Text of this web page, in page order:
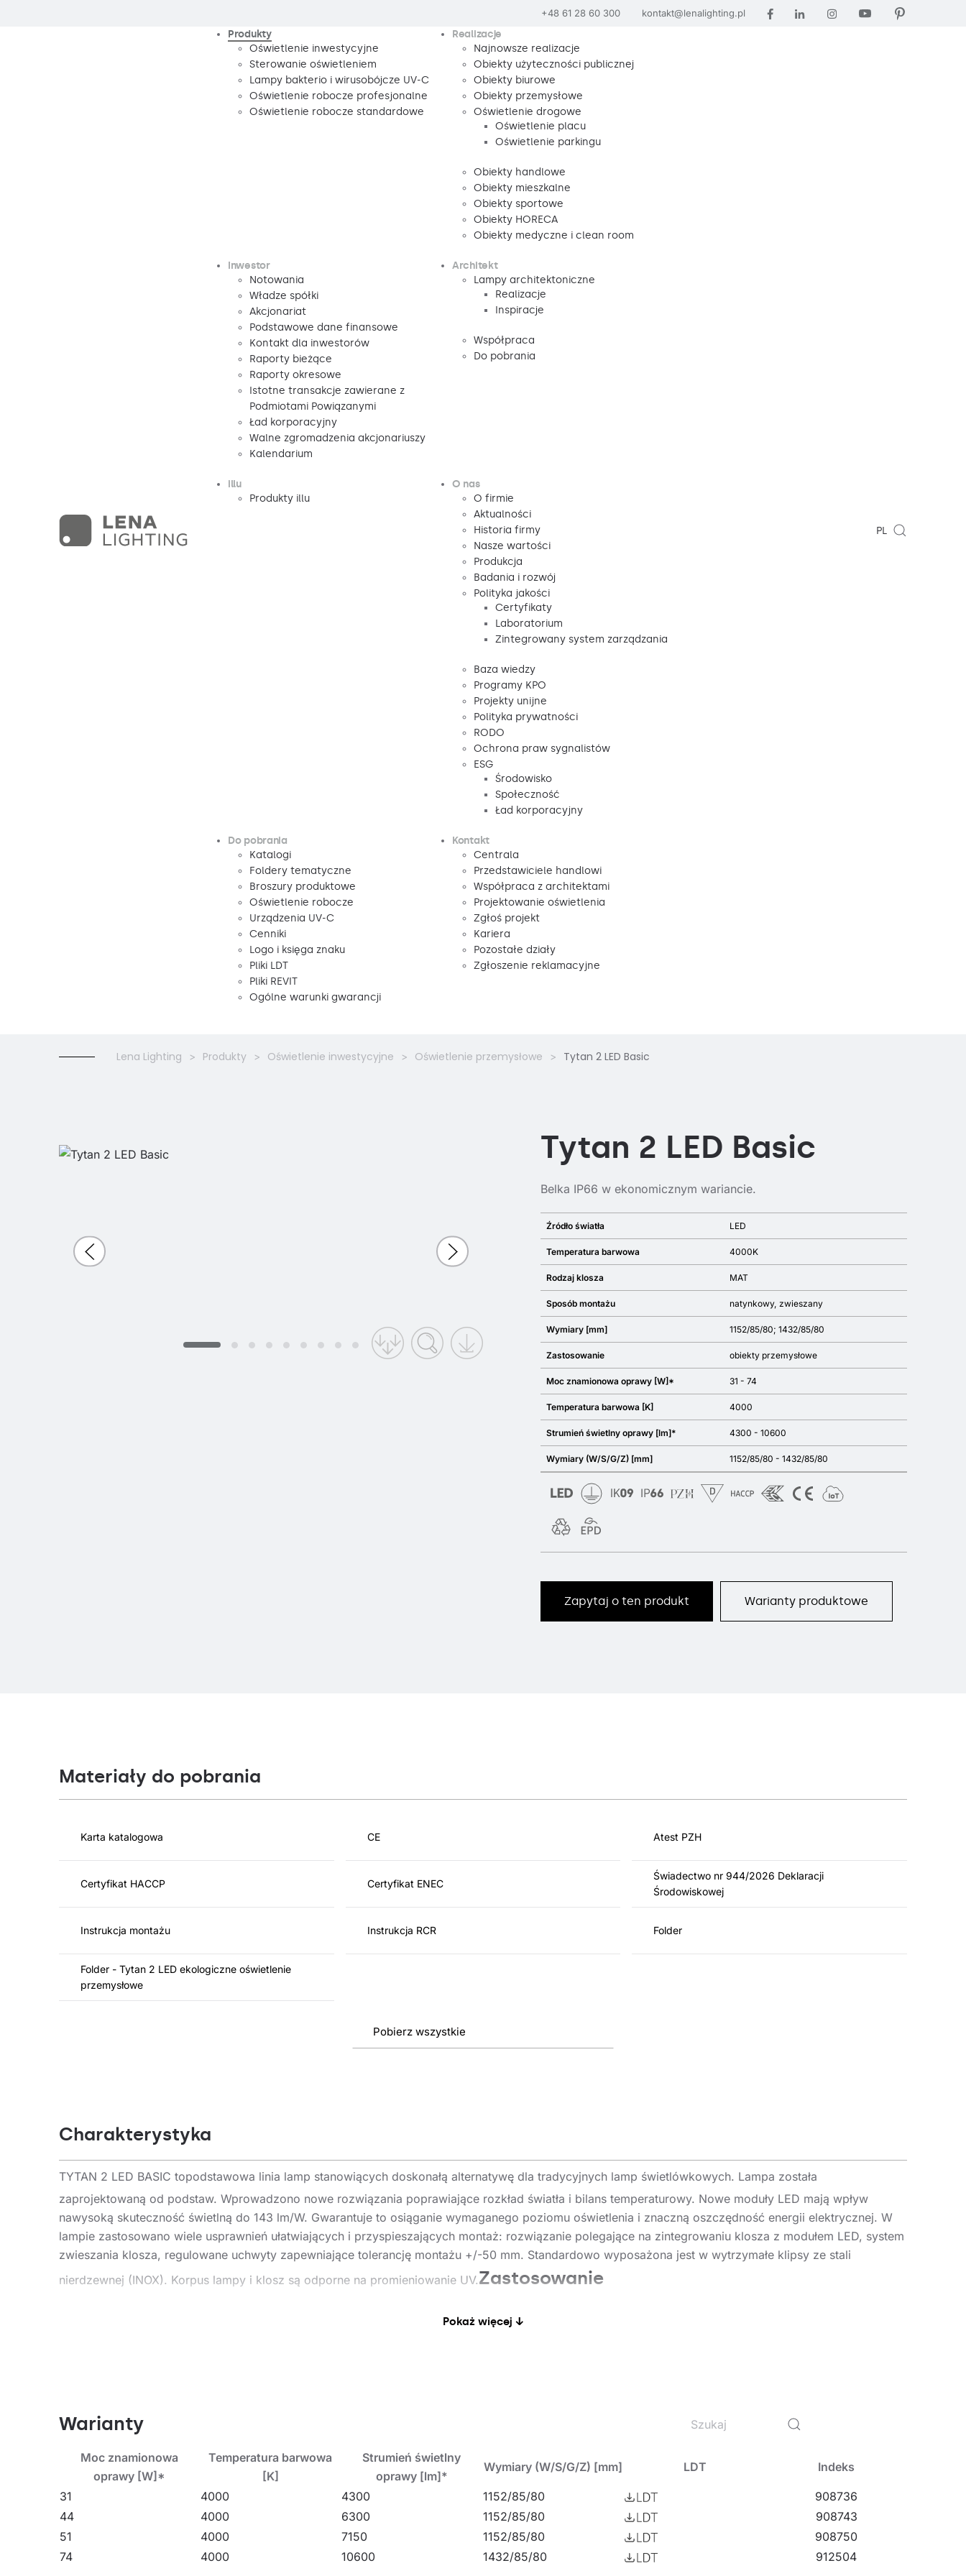
+48 61 28 60 300 kontakt@lenalighting.pl
Produkty
Oświetlenie inwestycyjne
Sterowanie oświetleniem
Lampy bakterio i wirusobójcze UV-C
Oświetlenie robocze profesjonalne
Oświetlenie robocze standardowe
Realizacje
Najnowsze realizacje
Obiekty użyteczności publicznej
Obiekty biurowe
Obiekty przemysłowe
Oświetlenie drogowe
Oświetlenie placu
Oświetlenie parkingu
Obiekty handlowe
Obiekty mieszkalne
Obiekty sportowe
Obiekty HORECA
Obiekty medyczne i clean room
Inwestor
Notowania
Władze spółki
Akcjonariat
Podstawowe dane finansowe
Kontakt dla inwestorów
Raporty bieżące
Raporty okresowe
Istotne transakcje zawierane z
Podmiotami Powiązanymi
Ład korporacyjny
Walne zgromadzenia akcjonariuszy
Kalendarium
Architekt
Lampy architektoniczne
Realizacje
Inspiracje
Współpraca
Do pobrania
illu
Produkty illu
O nas
O firmie
Aktualności
Historia firmy
Nasze wartości
Produkcja
Badania i rozwój
Polityka jakości
Certyfikaty
Laboratorium
Zintegrowany system zarządzania
Baza wiedzy
Programy KPO
Projekty unijne
Polityka prywatności
RODO
Ochrona praw sygnalistów
ESG
Środowisko
Społeczność
Ład korporacyjny
Do pobrania
Katalogi
Foldery tematyczne
Broszury produktowe
Oświetlenie robocze
Urządzenia UV-C
Cenniki
Logo i księga znaku
Pliki LDT
Pliki REVIT
Ogólne warunki gwarancji
Kontakt
Centrala
Przedstawiciele handlowi
Współpraca z architektami
Projektowanie oświetlenia
Zgłoś projekt
Kariera
Pozostałe działy
Zgłoszenie reklamacyjne
PL
Lena Lighting Produkty Oświetlenie inwestycyjne Oświetlenie przemysłowe Tytan 2 LED Basic
Tytan 2 LED Basic
Belka IP66 w ekonomicznym wariancie.
Źródło światła LED
Temperatura barwowa 4000K
Rodzaj klosza MAT
Sposób montażu natynkowy zwieszany
Wymiary [mm] 1152/85/80; 1432/85/80
Zastosowanie obiekty przemysłowe
Moc znamionowa oprawy [W]* 31 - 74
Temperatura barwowa [K] 4000
Strumień świetlny oprawy [lm]* 4300 - 10600
Wymiary (W/S/G/Z) [mm] 1152/85/80 - 1432/85/80
Zapytaj o ten produkt Warianty produktowe
Materiały do pobrania
Karta katalogowa CE Atest PZH
Certyfikat HACCP Certyfikat ENEC
Świadectwo nr 944/2026 Deklaracji
Środowiskowej
Instrukcja montażu Instrukcja RCR Folder
Folder - Tytan 2 LED ekologiczne oświetlenie
przemysłowe
Pobierz wszystkie
Charakterystyka
TYTAN 2 LED BASIC topodstawowa linia lamp stanowiących doskonałą alternatywę dla tradycyjnych lamp świetlówkowych. Lampa została
zaprojektowaną od podstaw. Wprowadzono nowe rozwiązania poprawiające rozkład światła i bilans temperaturowy. Nowe moduły LED mają wpływ
nawysoką skuteczność świetlną do 143 lm/W. Gwarantuje to osiąganie wymaganego poziomu oświetlenia i znaczną oszczędność energii elektrycznej. W
lampie zastosowano wiele usprawnień ułatwiających i przyspieszających montaż: rozwiązanie polegające na zintegrowaniu klosza z modułem LED, system
zwieszania klosza, regulowane uchwyty zapewniające tolerancję montażu +/-50 mm. Standardowo wyposażona jest w wytrzymałe klipsy ze stali
nierdzewnej (INOX). Korpus lampy i klosz są odporne na promieniowanie UV.Zastosowanie
Wielofunkcyjna lampa LED przeznaczona jest do zastosowania w obszarach o wysokich wymaganiach dotyczących pyło- i wodoszczelności. Szczególnie
energooszczędne rozwiązania LED. Jej konstrukcja przystosowana jest do montażu natynkowego i zwieszanego.
Pozostałe produkty z rodziny TYTAN LED
Czytaj więcej oTytan 2 LED ekologiczne oświetlenie przemysłowe
Pokaż więcej ↓
Warianty
Moc znamionowa
oprawy [W]*
Temperatura barwowa
[K]
Strumień świetlny
oprawy [lm]*
Wymiary (W/S/G/Z) [mm] LDT Indeks
31 4000 4300 1152/85/80
908736
44
4000 6300 1152/85/80
908743
51
4000 7150 1152/85/80
908750
74
4000 10600 1432/85/80 912504